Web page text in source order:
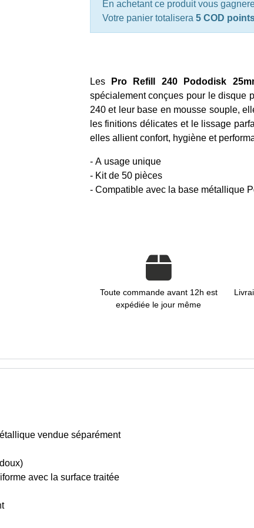
En achetant ce produit vous
Votre panier totalisera 5 COD
Les Pro Refill 240 Pododisk
spécialement conçues pour le disque
240 et leur base en mousse souple,
les finitions délicates et le lissage
elles allient confort, hygiène et
- A usage unique
- Kit de 50 pièces
- Compatible avec la base métallique
Toute commande avant 12h est
expédiée le jour même
vendue séparément
avec la surface traitée